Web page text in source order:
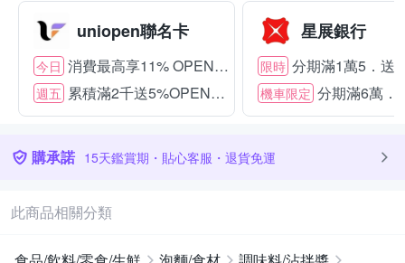
uniopen聯名卡
今日 消費最高享11% OPENPOINT
週五 累積滿2千送5%OPENPOINT
星展銀行
限時 分期滿1萬5．送
機車限定 分期滿6萬．
購承諾 15天鑑賞期・貼心客服・退貨免運
此商品相關分類